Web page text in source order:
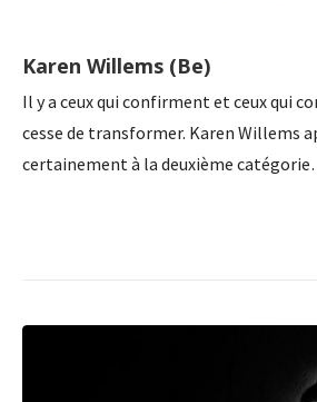
Karen Willems (Be)
Il y a ceux qui confirment et ceux qui
cesse de transformer. Karen Willems
certainement à la deuxième